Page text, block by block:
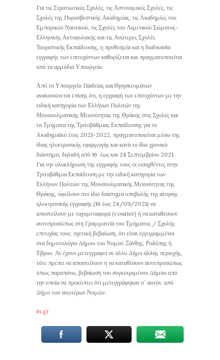
Για τις Στρατιωτικές Σχολές, τις Αστυνομικές Σχολές, τις
Σχολές της Πυροσβεστικής Ακαδημίας, τις Ακαδημίες του
Εμπορικού Ναυτικού, τις Σχολές του Λιμενικού Σώματος-
Ελληνικής Ακτοφυλακής και τις Ανώτερες Σχολές
Τουριστικής Εκπαίδευσης, η προθεσμία και η διαδικασία
εγγραφής των επιτυχόντων καθορίζεται και πραγματοποιείται
από τα αρμόδια Υπουργεία.
Από το Υπουργείο Παιδείας και Θρησκευμάτων
ανακοινώνεται επίσης ότι, η εγγραφή των επιτυχόντων με την
ειδική κατηγορία των Ελλήνων Πολιτών της
Μουσουλμανικής Μειονότητας της Θράκης στις Σχολές και
τα Τμήματα της Τριτοβάθμιας Εκπαίδευσης για το
Ακαδημαϊκό έτος 2021-2022, πραγματοποιείται μέσω της
ίδιας ηλεκτρονικής εφαρμογής και κατά το ίδιο χρονικό
διάστημα, δηλαδή από 16 έως και 24 Σεπτεμβρίου 2021.
Για την ολοκλήρωση της εγγραφής τους οι εισαχθέντες στην
Τριτοβάθμια Εκπαίδευση με την ειδική κατηγορία των
Ελλήνων Πολιτών της Μουσουλμανικής Μειονότητας της
Θράκης, οφείλουν στο ίδιο διάστημα υποβολής της αίτησης
ηλεκτρονικής εγγραφής (16 έως 24/09/2021) να
αποστείλουν με ταχυμεταφορά (courier) ή να καταθέσουν
αυτοπροσώπως στη Γραμματεία του Τμήματος / Σχολής
επιτυχίας τους σχετική βεβαίωση, ότι είναι εγγεγραμμένοι
στα δημοτολόγια Δήμου του Νομού Ξάνθης, Ροδόπης ή
Έβρου. Αν έχουν μετεγγραφεί σε άλλο Δήμο άλλης περιοχής,
τότε πρέπει να αποστείλουν ή να καταθέσουν αυτοπροσώπως
όπως παραπάνω, βεβαίωση του συγκεκριμένου Δήμου από
την οποία να προκύπτει ότι μετεγγράφηκαν σ΄ αυτόν, από
Δήμο των ανωτέρων Νομών.
in.gr